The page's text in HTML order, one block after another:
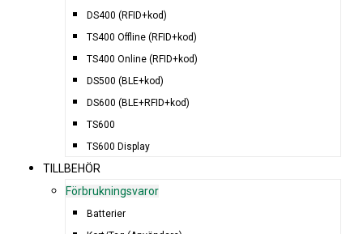
DS400 (RFID+kod)
TS400 Offline (RFID+kod)
TS400 Online (RFID+kod)
DS500 (BLE+kod)
DS600 (BLE+RFID+kod)
TS600
TS600 Display
TILLBEHÖR
Förbrukningsvaror
Batterier